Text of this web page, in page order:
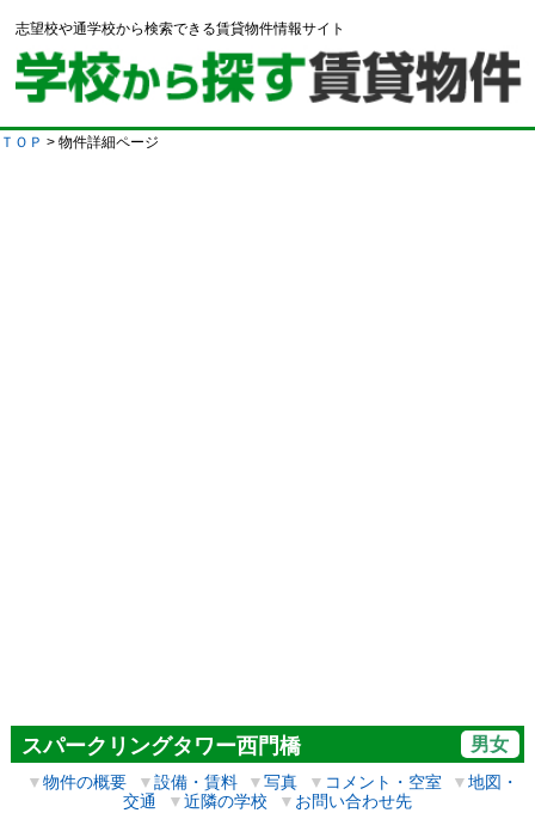
志望校や通学校から検索できる賃貸物件情報サイト
ＴＯＰ > 物件詳細ページ
スパークリングタワー西門橋 男女
▼物件の概要 ▼設備・賃料 ▼写真 ▼ コメント・空室 ▼地図・
交通
▼近隣の学校 ▼ お問い合わせ先